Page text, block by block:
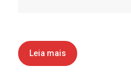
Leia mais